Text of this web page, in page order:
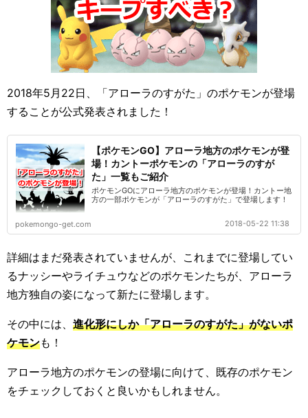
2018年5月22日、「アローラのすがた」のポケモンが登場
することが公式発表されました！
【ポケモンGO】アローラ地方のポケモンが登
場！カントーポケモンの「アローラのすが
た」一覧もご紹介
ポケモンGOにアローラ地方のポケモンが登場！カントー地
方の一部ポケモンが「アローラのすがた」で登場します！
pokemongo-get.com 2018-05-22 11:38
詳細はまだ発表されていませんが、これまでに登場してい
るナッシーやライチュウなどのポケモンたちが、アローラ
地方独自の姿になって新たに登場します。
その中には、 進化形にしか「アローラのすがた」がないポ
ケモンも！
アローラ地方のポケモンの登場に向けて、既存のポケモン
をチェックしておくと良いかもしれません。